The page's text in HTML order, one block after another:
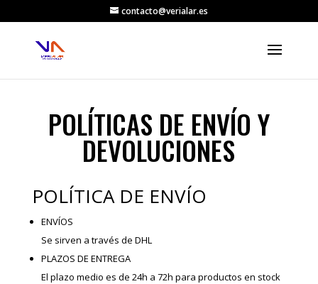
contacto@verialar.es
POLÍTICAS DE ENVÍO Y
DEVOLUCIONES
POLÍTICA DE ENVÍO
ENVÍOS
Se sirven a través de DHL
PLAZOS DE ENTREGA
El plazo medio es de 24h a 72h para productos en stock